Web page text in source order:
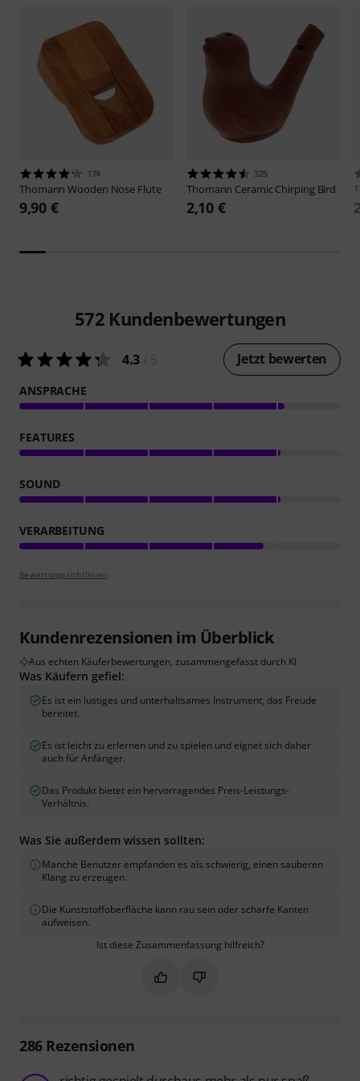
174
ThomannWooden Nose Flute
9,90 €
325
Thomann Ceramic Chirping Bird
2,10 €
572 Kundenbewertungen
4.3 Jetzt bewerten
ANSPRACHE
FEATURES
SOUND
VERARBEITUNG
Bewertungsrichtlinien
Kundenrezensionen im Überblick
Aus echten Käuferbewertungen, zusammengefasst durch KI
Was Käufern gefiel:
Es ist ein lustiges und unterhaltsames Instrument, das Freude
bereitet.
Es ist leicht zu erlernen und zu spielen und eignet sich daher
auch für Anfänger.
Das Produkt bietet ein hervorragendes Preis-Leistungs-
Verhältnis.
Was Sie außerdem wissen sollten:
Manche Benutzer empfanden es als schwierig, einen sauberen
Klang zu erzeugen.
Die Kunststoffoberfläche kann rau sein oder scharfe Kanten
aufweisen.
Ist diese Zusammenfassung hilfreich?
Markieren Sie diese
Markieren Sie diese
286Rezensionen